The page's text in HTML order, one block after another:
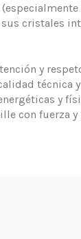
cristales
y
técnica
y
con fuerza